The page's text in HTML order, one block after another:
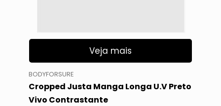
Veja mais
BODYFORSURE
Cropped Justa Manga Longa U.V Preto
Vivo Contrastante